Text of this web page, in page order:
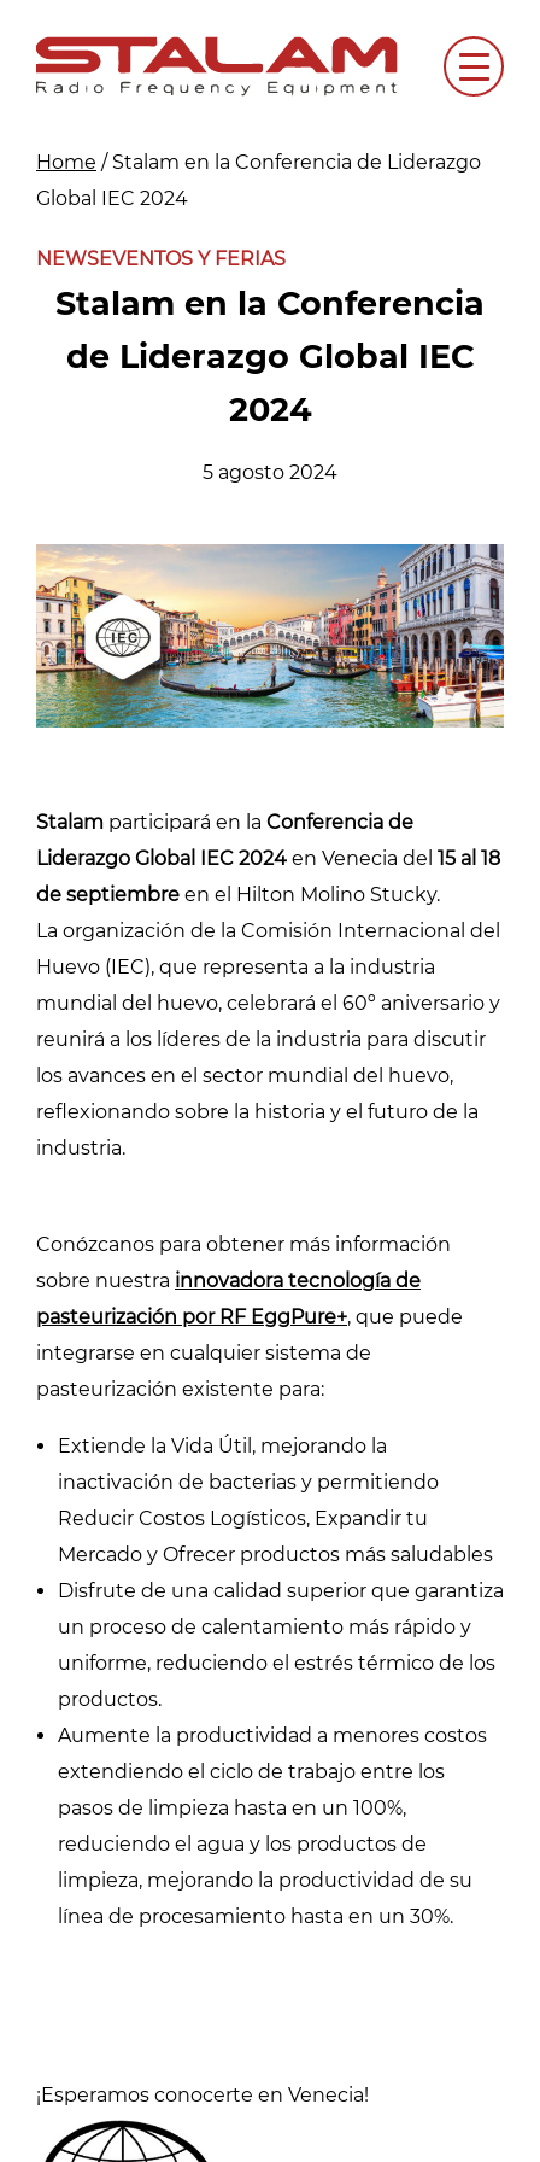
content
Menu
Home / Stalam en la Conferencia de Liderazgo
Global IEC 2024
NEWSEVENTOS Y FERIAS
Stalam en la Conferencia
de Liderazgo Global IEC
2024
5 agosto 2024
Stalam participará en la Conferencia de
Liderazgo Global IEC 2024 en Venecia del 15 al 18
de septiembre en el Hilton Molino Stucky.
La organización de la Comisión Internacional del
Huevo (IEC), que representa a la industria
mundial del huevo, celebrará el 60º aniversario y
reunirá a los líderes de la industria para discutir
los avances en el sector mundial del huevo,
reflexionando sobre la historia y el futuro de la
industria.
Conózcanos para obtener más información
sobre nuestra innovadora tecnología de
pasteurización por RF EggPure+, que puede
integrarse en cualquier sistema de
pasteurización existente para:
Extiende la Vida Útil, mejorando la
inactivación de bacterias y permitiendo
Reducir Costos Logísticos, Expandir tu
Mercado y Ofrecer productos más saludables
Disfrute de una calidad superior que garantiza
un proceso de calentamiento más rápido y
uniforme, reduciendo el estrés térmico de los
productos.
Aumente la productividad a menores costos
extendiendo el ciclo de trabajo entre los
pasos de limpieza hasta en un 100%,
reduciendo el agua y los productos de
limpieza, mejorando la productividad de su
línea de procesamiento hasta en un 30%.
¡Esperamos conocerte en Venecia!